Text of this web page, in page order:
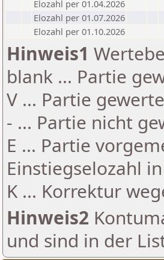
Elozahl per 01.04.2026
Elozahl per 01.07.2026
Elozahl per 01.10.2026
Hinweis1
blank ... Partie
V ... Partie
- ... Partie nicht
E ... Partie
Einstiegselozahl
K ... Korrektur
Hinweis2
und sind in der